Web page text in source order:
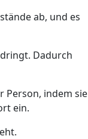
ab, und es
Dadurch
Person, indem sie
ein.